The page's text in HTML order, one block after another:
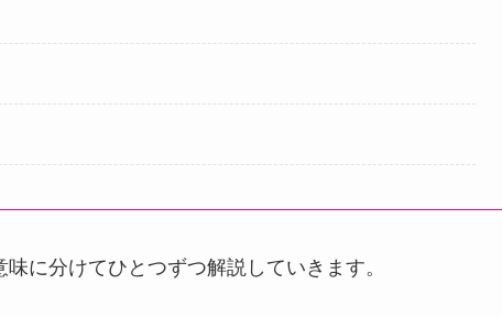
に分けてひとつずつ解説していきます。